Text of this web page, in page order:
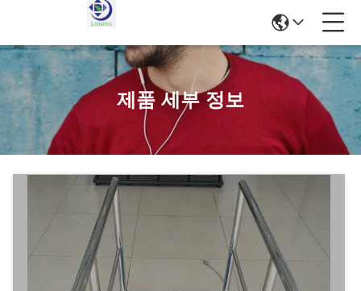
제품 세부 정보